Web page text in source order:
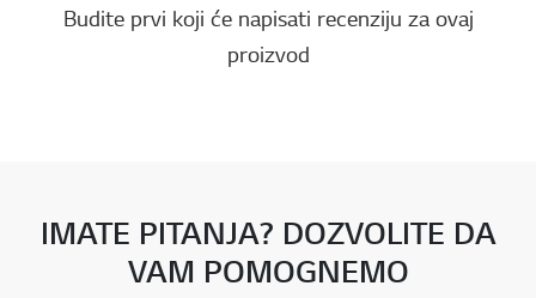
Budite prvi koji će napisati recenziju za ovaj
proizvod
IMATE PITANJA? DOZVOLITE DA
VAM POMOGNEMO